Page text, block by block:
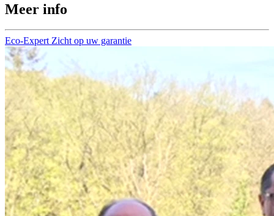
Meer info
Eco-Expert Zicht op uw garantie